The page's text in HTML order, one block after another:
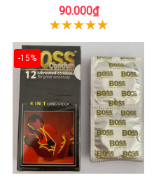
sử dụng
90.000₫
-15%